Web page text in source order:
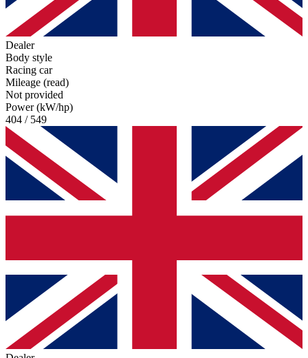
Dealer
Body style
Racing car
Mileage (read)
Not provided
Power (kW/hp)
404 / 549